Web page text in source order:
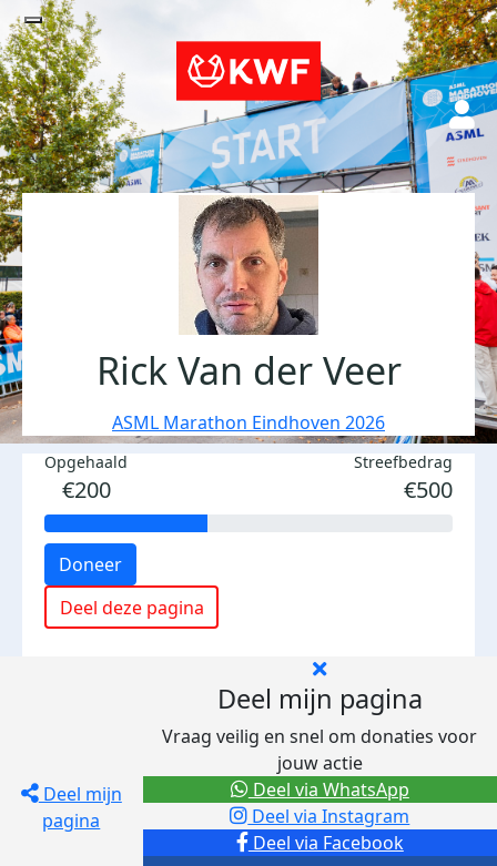
Rick Van der Veer
ASML Marathon Eindhoven 2026
Opgehaald
€200
Streefbedrag
€500
Doneer
Deel deze pagina
Deel mijn
pagina
Deel mijn pagina
Vraag veilig en snel om donaties voor
jouw actie
Deel via Facebook
Deel via Instagram
Deel via WhatsApp